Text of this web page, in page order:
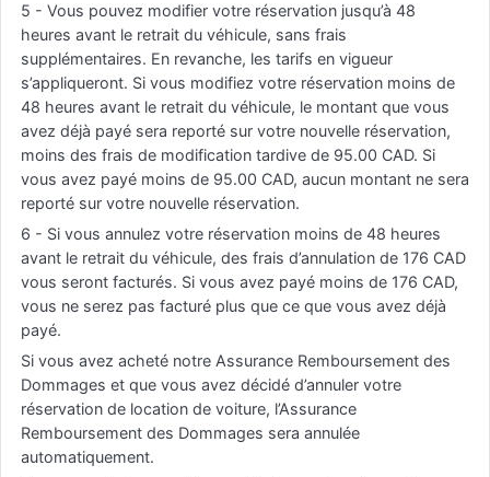
5 - Vous pouvez modifier votre réservation jusqu’à 48
heures avant le retrait du véhicule, sans frais
supplémentaires. En revanche, les tarifs en vigueur
s’appliqueront. Si vous modifiez votre réservation moins de
48 heures avant le retrait du véhicule, le montant que vous
avez déjà payé sera reporté sur votre nouvelle réservation,
moins des frais de modification tardive de 95.00 CAD. Si
vous avez payé moins de 95.00 CAD, aucun montant ne sera
reporté sur votre nouvelle réservation.
6 - Si vous annulez votre réservation moins de 48 heures
avant le retrait du véhicule, des frais d’annulation de 176 CAD
vous seront facturés. Si vous avez payé moins de 176 CAD,
vous ne serez pas facturé plus que ce que vous avez déjà
payé.
Si vous avez acheté notre Assurance Remboursement des
Dommages et que vous avez décidé d’annuler votre
réservation de location de voiture, l’Assurance
Remboursement des Dommages sera annulée
automatiquement.